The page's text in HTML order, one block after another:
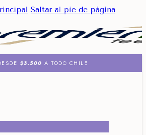
Saltar al pie de página
$3.500 A TODO CHILE